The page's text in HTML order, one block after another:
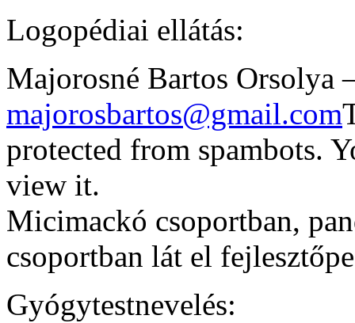
Logopédiai ellátás:
Majorosné Bartos Orsolya
majorosbartos@gmail.com
protected from spambots.
view it.
Micimackó csoportban,
csoportban lát el
Gyógytestnevelés: